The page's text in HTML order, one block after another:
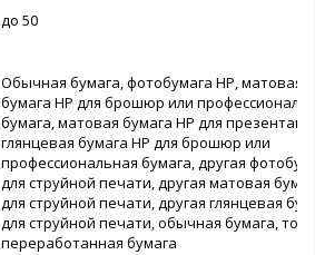
до 50
Обычная бумага, фотобумага HP, матовая
бумага HP для брошюр или
бумага, матовая бумага HP для
глянцевая бумага HP для брошюр или
профессиональная бумага, другая
для струйной печати, другая матовая
для струйной печати, другая глянцевая
для струйной печати, обычная бумага,
переработанная бумага